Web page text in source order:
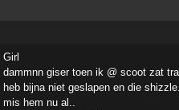
Girl
dammnn giser toen ik @ scoot zat
heb bijna niet geslapen en die shizzle.
mis hem nu al..